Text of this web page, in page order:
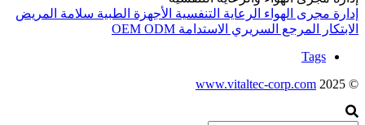
إدارة مجرى الهواء الرعاية التنفسية الأجهزة الطبية سلامة المريض
الابتكار
المرجع السريري الاستدامة OEM ODM
Tags
© 2025
www.vitaltec-corp.com